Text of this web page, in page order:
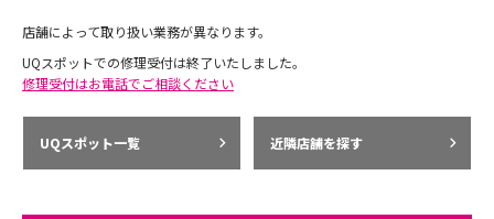
店舗によって取り扱い業務が異なります。
UQスポットでの修理受付は終了いたしました。
修理受付はお電話でご相談ください
UQスポット一覧 近隣店舗を探す